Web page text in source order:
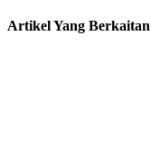
Artikel Yang Berkaitan